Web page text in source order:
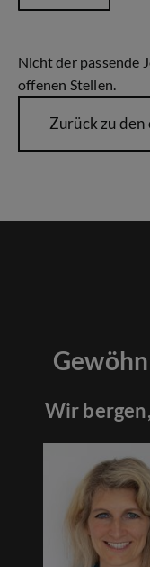
Nicht der passende
offenen Stellen.
Zurück zu den
Wir